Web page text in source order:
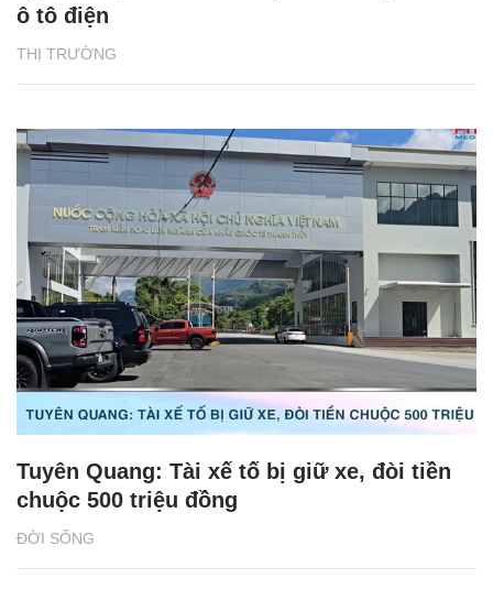
THỊ TRƯỜNG
ô tô điện
ĐỜI SỐNG
Tuyên Quang: Tài xế tố bị giữ xe, đòi tiền
chuộc 500 triệu đồng